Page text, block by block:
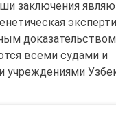
заключения
всеми судами и
учреждениями